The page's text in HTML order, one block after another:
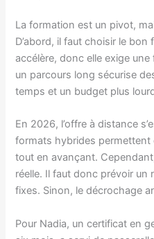
La formation est un pivot,
D’abord, il faut choisir le
accélère, donc elle exige
un parcours long sécurise
temps et un budget plus
En 2026, l’offre à distance
formats hybrides permettent
tout en avançant.
réelle. Il faut donc prévoir un
fixes. Sinon, le décrochage
Pour Nadia, un certificat en